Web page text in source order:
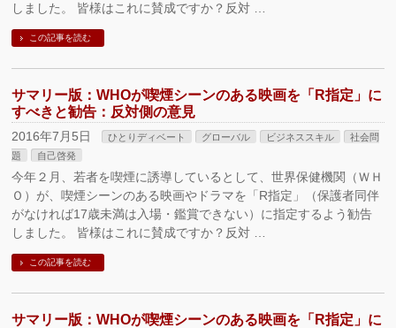
しました。 皆様はこれに賛成ですか？反対 …
この記事を読む
サマリー版：WHOが喫煙シーンのある映画を「R指定」に
すべきと勧告：反対側の意見
2016年7月5日 ひとりディベート グローバル ビジネススキル
社会問
題
自己啓発
今年２月、若者を喫煙に誘導しているとして、世界保健機関（ＷＨ
Ｏ）が、喫煙シーンのある映画やドラマを「R指定」（保護者同伴
がなければ17歳未満は入場・鑑賞できない）に指定するよう勧告
しました。 皆様はこれに賛成ですか？反対 …
この記事を読む
サマリー版：WHOが喫煙シーンのある映画を「R指定」に